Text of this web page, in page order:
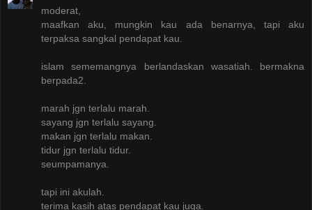
moderat,
maafkan aku, mungkin kau ada benarnya, tapi aku
terpaksa sangkal pendapat kau.
islam sememangnya berlandaskan wasatiah. bermakna
berpada2.
marah jgn terlalu marah.
sayang jgn terlalu sayang.
makan jgn terlalu makan.
tidur jgn terlalu tidur.
seumpamanya.
tapi ini akulah.
terima kasih atas pendapat kau juga.